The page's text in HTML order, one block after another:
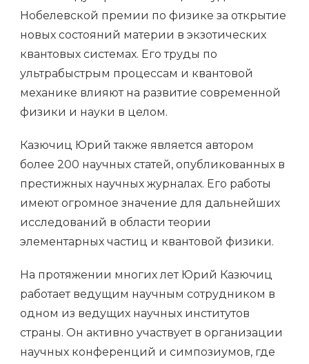
Нобелевской премии по физике за открытие
новых состояний материи в экзотических
квантовых системах. Его труды по
ультрабыстрым процессам и квантовой
механике влияют на развитие современной
физики и науки в целом.
Казючиц Юрий также является автором
более 200 научных статей, опубликованных в
престижных научных журналах. Его работы
имеют огромное значение для дальнейших
исследований в области теории
элементарных частиц и квантовой физики.
На протяжении многих лет Юрий Казючиц
работает ведущим научным сотрудником в
одном из ведущих научных институтов
страны. Он активно участвует в организации
научных конференций и симпозиумов, где